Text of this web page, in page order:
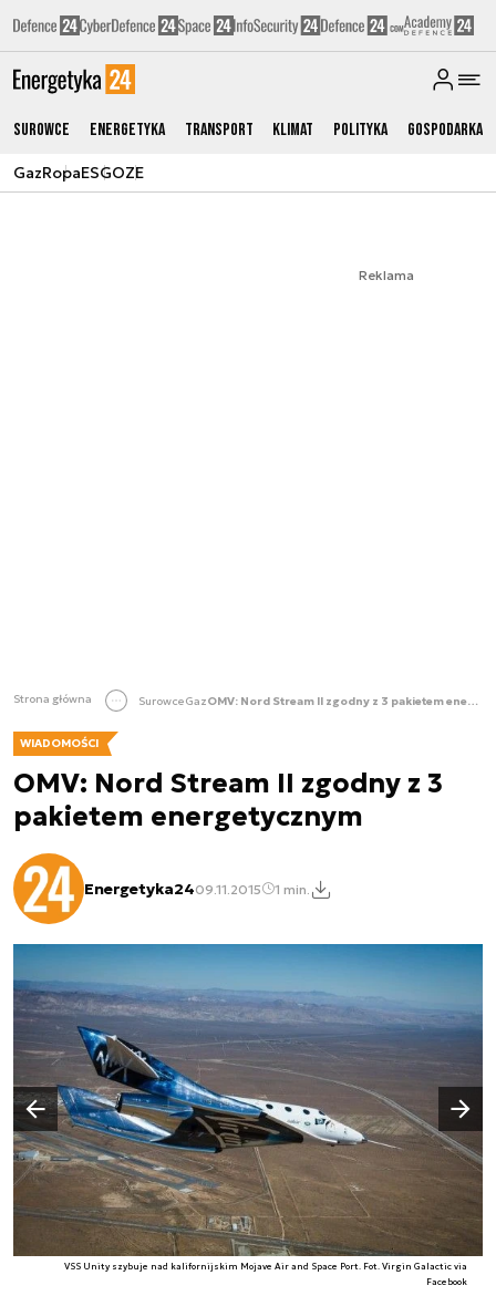
Surowce Energetyka Transport Klimat Polityka Gospodarka
GazRopaESGOZE
Reklama
Strona główna SurowceGaz OMV: Nord Stream II zgodny z 3 pakietem energetycznym
WIADOMOŚCI
OMV: Nord Stream II zgodny z 3
pakietem energetycznym
Energetyka2409.11.2015 1 min.
VSS Unity szybuje nad kalifornijskim Mojave Air and Space Port. Fot. Virgin Galactic via
Facebook
Poprzedni slajd
Następny slajd